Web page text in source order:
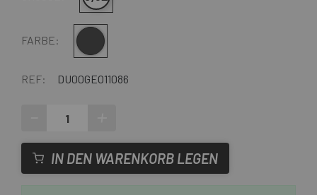
FARBE: Dunkelgrau
REF: DU00GEO11086
IN DEN WARENKORB LEGEN